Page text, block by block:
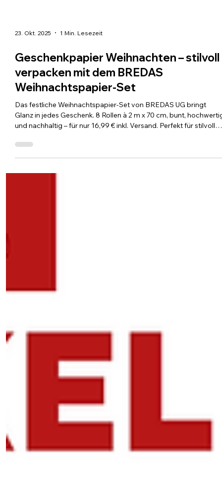
23. Okt. 2025 1 Min. Lesezeit
Geschenkpapier Weihnachten – stilvoll
verpacken mit dem BREDAS
Weihnachtspapier-Set
Das festliche Weihnachtspapier-Set von BREDAS UG bringt
und nachhaltig – für nur 16,99 € inkl. Versand. Perfekt für
Verpacken, unvergessliche Unboxing-Momente und nachhaltige